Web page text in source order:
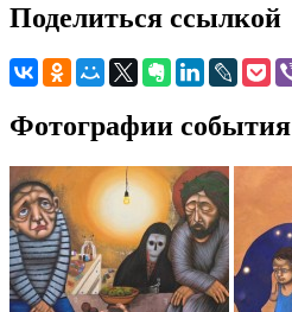
Поделиться ссылкой
Фотографии события